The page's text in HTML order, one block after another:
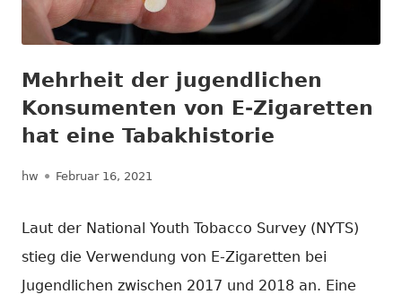
Mehrheit der jugendlichen
Konsumenten von E-Zigaretten
hat eine Tabakhistorie
Autor
hw Veröffentlicht
Februar 16, 2021
Laut der National Youth Tobacco Survey (NYTS)
stieg die Verwendung von E-Zigaretten bei
Jugendlichen zwischen 2017 und 2018 an. Eine